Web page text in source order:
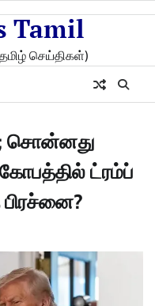
Tamil
தமிழ் செய்திகள்)
சொன்னது
ட்ரம்ப்